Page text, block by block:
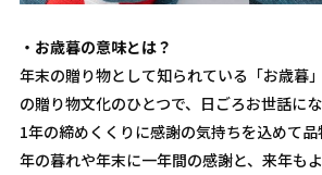
・お歳暮の意味とは？
年末の贈り物として知られている「お歳暮
の贈り物文化のひとつで、日ごろお世話に
1年の締めくくりに感謝の気持ちを込めて品
年の暮れや年末に一年間の感謝と、来年も